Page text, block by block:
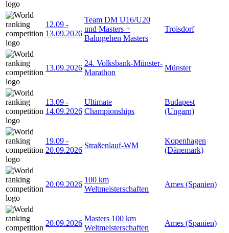
12.09 -
13.09.2026
Team DM U16/U20
und Masters +
Bahngehen Masters
Troisdorf
13.09.2026
24. Volksbank-Münster-
Marathon
Münster
13.09 -
14.09.2026
Ultimate
Championships
Budapest
(Ungarn)
19.09 -
20.09.2026
Straßenlauf-WM
Kopenhagen
(Dänemark)
20.09.2026
100 km
Weltmeisterschaften
Ames (Spanien)
20.09.2026
Masters 100 km
Weltmeisterschaften
Ames (Spanien)